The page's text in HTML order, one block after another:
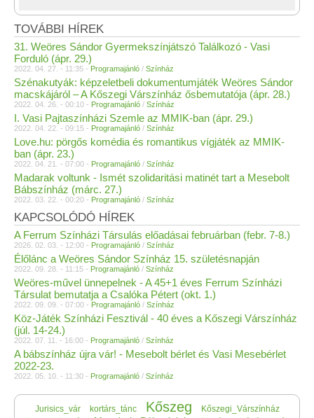
TOVÁBBI HÍREK
31. Weöres Sándor Gyermekszínjátszó Találkozó - Vasi
Forduló (ápr. 29.)
2022. 04. 27. - 11:35 - Programajánló / Színház
Szénakutyák: képzeletbeli dokumentumjáték Weöres Sándor
macskájáról – A Kőszegi Várszínház ősbemutatója (ápr. 28.)
2022. 04. 26. - 00:10 - Programajánló / Színház
I. Vasi Pajtaszínházi Szemle az MMIK-ban (ápr. 29.)
2022. 04. 22. - 09:15 - Programajánló / Színház
Love.hu: pörgős komédia és romantikus vígjáték az MMIK-
ban (ápr. 23.)
2022. 04. 21. - 07:00 - Programajánló / Színház
Madarak voltunk - Ismét szolidaritási matinét tart a Mesebolt
Bábszínház (márc. 27.)
2022. 03. 22. - 00:20 - Programajánló / Színház
KAPCSOLÓDÓ HÍREK
A Ferrum Színházi Társulás előadásai februárban (febr. 7-8.)
2026. 02. 03. - 12:00 - Programajánló / Színház
Élőlánc a Weöres Sándor Színház 15. születésnapján
2022. 09. 28. - 11:15 - Programajánló / Színház
Weöres-művel ünnepelnek - A 45+1 éves Ferrum Színházi
Társulat bemutatja a Csalóka Pétert (okt. 1.)
2022. 09. 09. - 07:00 - Programajánló / Színház
Köz-Játék Színházi Fesztivál - 40 éves a Kőszegi Várszínház
(júl. 14-24.)
2022. 07. 11. - 16:00 - Programajánló / Színház
A bábszínház újra vár! - Mesebolt bérlet és Vasi Mesebérlet
2022-23.
2022. 05. 10. - 11:30 - Programajánló / Színház
Jurisics_vár kortárs_tánc Kőszeg
Kőszegi_Várszínház